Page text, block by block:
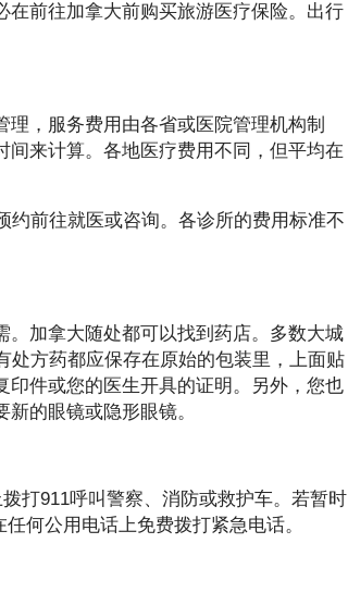
前往加拿大前购买旅游医疗保险。出行
，服务费用由各省或医院管理机构制
来计算。各地医疗费用不同，但平均在
约前往就医或咨询。各诊所的费用标准不
加拿大随处都可以找到药店。多数大城
处方药都应保存在原始的包装里，上面贴
件或您的医生开具的证明。另外，您也
的眼镜或隐形眼镜。
打911呼叫警察、消防或救护车。若暂时
何公用电话上免费拨打紧急电话。